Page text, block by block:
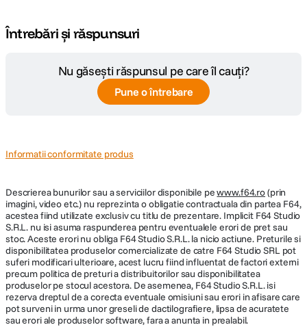
Întrebări și răspunsuri
Nu găsești răspunsul pe care îl cauți?
Pune o întrebare
Informatii conformitate produs
Descrierea bunurilor sau a serviciilor disponibile pewww.f64.ro(prin
imagini, video etc.) nu reprezinta o obligatie contractuala din partea F64,
acestea fiind utilizate exclusiv cu titlu de prezentare. Implicit F64 Studio
S.R.L. nu isi asuma raspunderea pentru eventualele erori de pret sau
stoc. Aceste erori nu obliga F64 Studio S.R.L. la nicio actiune. Preturile si
disponibilitatea produselor comercializate de catre F64 Studio SRL pot
suferi modificari ulterioare, acest lucru fiind influentat de factori externi
precum politica de preturi a distribuitorilor sau disponibilitatea
produselor pe stocul acestora. De asemenea, F64 Studio S.R.L. isi
rezerva dreptul de a corecta eventuale omisiuni sau erori in afisare care
pot surveni in urma unor greseli de dactilografiere, lipsa de acuratete
sau erori ale produselor software, fara a anunta in prealabil.